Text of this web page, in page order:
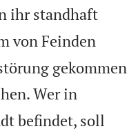
ihr standhaft
von Feinden
gekommen
Wer in
befindet, soll